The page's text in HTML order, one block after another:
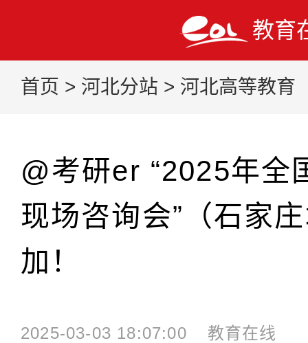
教育
首页 > 河北分站 > 河北高等教育
@考研er “2025年全
现场咨询会”（石家
加！
2025-03-03 18:07:00 教育在线